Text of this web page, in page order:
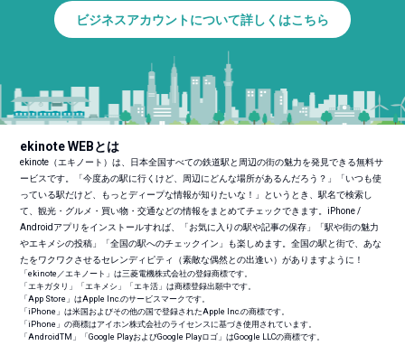
ビジネスアカウントについて詳しくはこちら
ekinote WEBとは
ekinote（エキノート）は、日本全国すべての鉄道駅と周辺の街の魅力を発見できる無料サ
ービスです。「今度あの駅に行くけど、周辺にどんな場所があるんだろう？」「いつも使
っている駅だけど、もっとディープな情報が知りたいな！」というとき、駅名で検索し
て、観光・グルメ・買い物・交通などの情報をまとめてチェックできます。iPhone /
Androidアプリをインストールすれば、「お気に入りの駅や記事の保存」「駅や街の魅力
やエキメシの投稿」「全国の駅へのチェックイン」も楽しめます。全国の駅と街で、あな
たをワクワクさせるセレンディピティ（素敵な偶然との出逢い）がありますように！
「ekinote／エキノート」は三菱電機株式会社の登録商標です。
「エキガタリ」「エキメシ」「エキ活」は商標登録出願中です。
「App Store」はApple Inc.のサービスマークです。
「iPhone」は米国およびその他の国で登録されたApple Inc.の商標です。
「iPhone」の商標はアイホン株式会社のライセンスに基づき使用されています。
「AndroidTM 」「Google PlayおよびGoogle Playロゴ」はGoogle LLCの商標です。